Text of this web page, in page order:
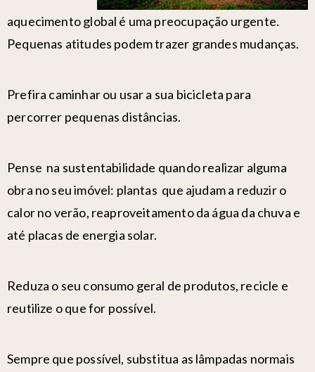
aquecimento global é uma preocupação urgente.
Pequenas atitudes podem trazer grandes mudanças.
Prefira caminhar ou usar a sua bicicleta para
percorrer pequenas distâncias.
Pense na sustentabilidade quando realizar alguma
obra no seu imóvel: plantas que ajudam a reduzir o
calor no verão, reaproveitamento da água da chuva e
até placas de energia solar.
Reduza o seu consumo geral de produtos, recicle e
reutilize o que for possível.
Sempre que possível, substitua as lâmpadas normais